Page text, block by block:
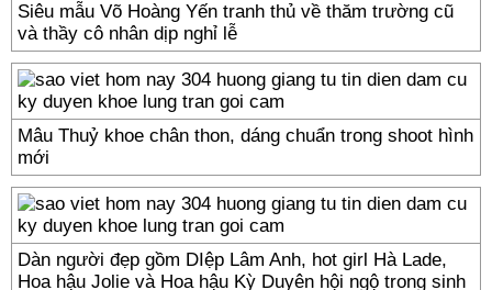
Siêu mẫu Võ Hoàng Yến tranh thủ về thăm trường cũ
và thầy cô nhân dịp nghỉ lễ
Mâu Thuỷ khoe chân thon, dáng chuẩn trong shoot hình
mới
Dàn người đẹp gồm DIệp Lâm Anh, hot girl Hà Lade,
Hoa hậu Jolie và Hoa hậu Kỳ Duyên hội ngộ trong sinh